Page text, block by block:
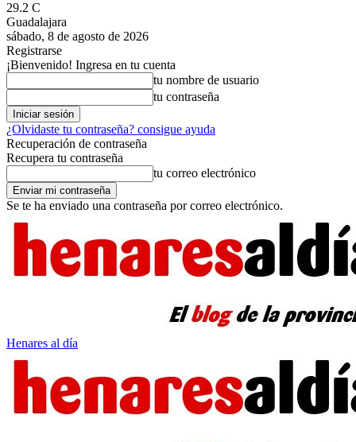
29.2 C
Guadalajara
sábado, 8 de agosto de 2026
Registrarse
¡Bienvenido! Ingresa en tu cuenta
tu nombre de usuario
tu contraseña
¿Olvidaste tu contraseña? consigue ayuda
Recuperación de contraseña
Recupera tu contraseña
tu correo electrónico
Se te ha enviado una contraseña por correo electrónico.
Henares al día